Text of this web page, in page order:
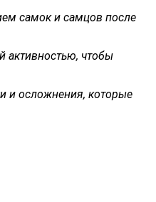
самок и самцов после
активностью, чтобы
и осложнения, которые